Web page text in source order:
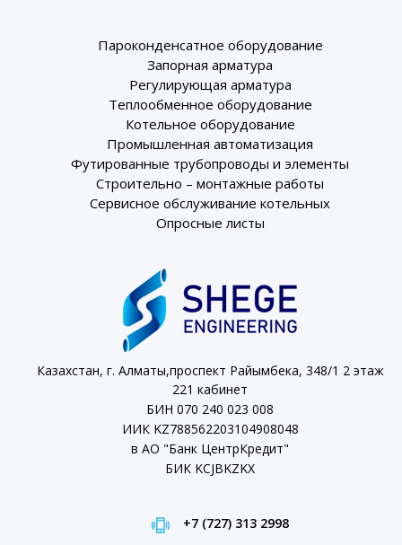
Пароконденсатное оборудование
Запорная арматура
Регулирующая арматура
Теплообменное оборудование
Котельное оборудование
Промышленная автоматизация
Футированные трубопроводы и элементы
Строительно – монтажные работы
Сервисное обслуживание котельных
Опросные листы
Казахстан, г. Алматы,проспект Райымбека, 348/1 2 этаж
221 кабинет
БИН 070 240 023 008
ИИК KZ788562203104908048
в АО "Банк ЦентрКредит"
БИК KCJBKZKX
+7 (727) 313 2998